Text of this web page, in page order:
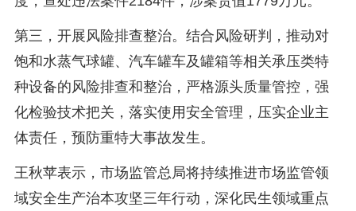
第三，开展风险排查整治。结合风险研判，推动对
饱和水蒸气球罐、汽车罐车及罐箱等相关承压类特
种设备的风险排查和整治，严格源头质量管控，强
化检验技术把关，落实使用安全管理，压实企业主
体责任，预防重特大事故发生。
王秋苹表示，市场监管总局将持续推进市场监管领
域安全生产治本攻坚三年行动，深化民生领域重点